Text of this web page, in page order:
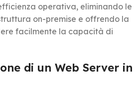
operativa, eliminando le
on-premise e offrendo la
facilmente la capacità di
di un Web Server in